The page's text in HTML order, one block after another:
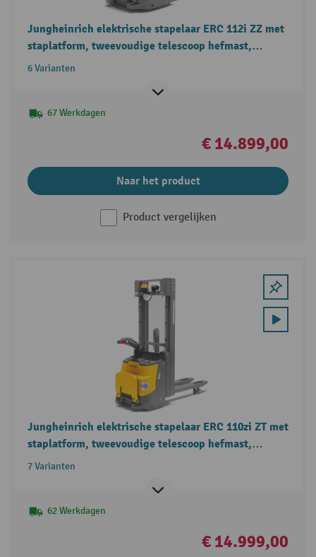
Jungheinrich elektrische stapelaar ERC 112i ZZ met
staplatform, tweevoudige telescoop hefmast,
draagvermogen 1.200 kg
6 Varianten
67 Werkdagen
€ 14.899,00
Naar het product
Product vergelijken
Jungheinrich elektrische stapelaar ERC 110zi ZT met
staplatform, tweevoudige telescoop hefmast,
draagvermogen 1.000 kg
7 Varianten
62 Werkdagen
€ 14.999,00